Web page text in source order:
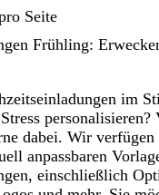
e
t
ü
n
r
n
Frühling:
im
personalisieren?
dabei. Wir
anpassbaren
einschließlich